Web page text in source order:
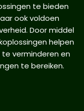
te bieden
ook voldoen
Door middel
helpen
verminderen en
te bereiken.